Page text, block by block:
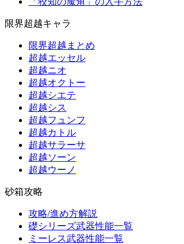
限界超越キャラ
限界超越まとめ
超越エッセル
超越ニオ
超越オクトー
超越シエテ
超越シス
超越フュンフ
超越カトル
超越サラーサ
超越ソーン
超越ウーノ
砂箱攻略
攻略/進め方解説
礎シリーズ武器性能一覧
ミーレス武器性能一覧